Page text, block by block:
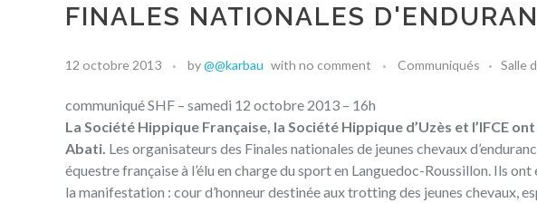
FINALES NATIONALES
12 octobre 2013 by@@karbau with no comment Communiqués Salle
communiqué SHF – samedi 12 octobre 2013 – 16h
La Société Hippique Française, la Société Hippique d’Uzès et l’IFCE
Abati. Les organisateurs des Finales nationales de jeunes chevaux
équestre française à l’élu en charge du sport en Languedoc-Roussillon. Ils
la manifestation : cour d’honneur destinée aux trotting des jeunes chevaux,